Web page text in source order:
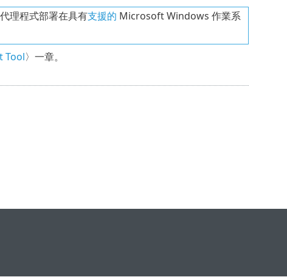
理程式部署在具有支援的 Microsoft Windows 作業系
Tool〉一章。